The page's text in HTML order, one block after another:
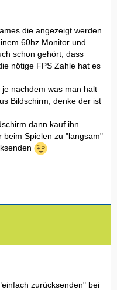
die angezeigt werden
60hz Monitor und
schon gehört, dass
nötige FPS Zahle hat es
nachdem was man halt
Bildschirm, denke der ist
dann kauf ihn
Spielen zu "langsam"
zurücksenden" bei